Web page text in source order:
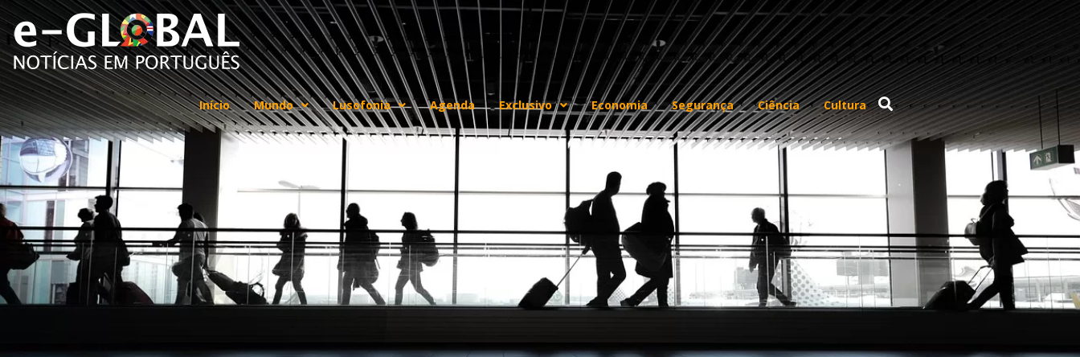
Início Mundo Lusofonia Agenda Exclusivo Economia Segurança Ciência Cultura